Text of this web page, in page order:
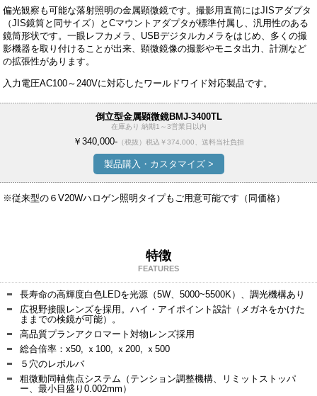
偏光観察も可能な落射照明の金属顕微鏡です。撮影用直筒にはJISアダプタ
（JIS鏡筒と同サイズ）とCマウントアダプタが標準付属し、汎用性のある
鏡筒形状です。一眼レフカメラ、USBデジタルカメラをはじめ、多くの撮
影機器を取り付けることが出来、顕微鏡像の撮影やモニタ出力、計測など
の拡張性があります。
入力電圧AC100～240Vに対応したワールドワイド対応製品です。
倒立型金属顕微鏡BMJ-3400TL
在庫あり 納期1～3営業日以内
￥340,000- （税抜） 税込￥374,000、送料当社負担
製品購入・カスタマイズ >
※従来型の６V20Wハロゲン照明タイプもご用意可能です（同価格）
特徴
FEATURES
長寿命の高輝度白色LEDを光源（5W、5000~5500K）、調光機構あり
広視野接眼レンズを採用。ハイ・アイポイント設計（メガネをかけた
ままでの検鏡が可能）。
高品質プランアクロマート対物レンズ採用
総合倍率：x50, ｘ100, ｘ200, ｘ500
５穴のレボルバ
粗微動同軸焦点システム（テンション調整機構、リミットストッパ
ー、最小目盛り0.002mm）